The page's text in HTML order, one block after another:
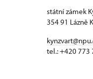
státní zámek
354 91 Lázně
tel.: +420 773